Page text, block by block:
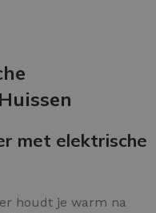
met elektrische
houdt je warm na